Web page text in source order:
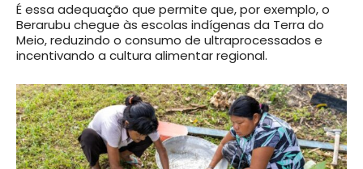
É essa adequação que permite que, por exemplo, o
Berarubu chegue às escolas indígenas da Terra do
Meio, reduzindo o consumo de ultraprocessados e
incentivando a cultura alimentar regional.